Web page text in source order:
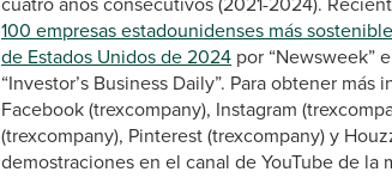
100 empresas estadounidenses más
de Estados Unidos de 2024 por “Newsweek”
“Investor’s Business Daily”. Para obtener más
Facebook (trexcompany), Instagram
(trexcompany), Pinterest (trexcompany) y
demostraciones en el canal de YouTube de la